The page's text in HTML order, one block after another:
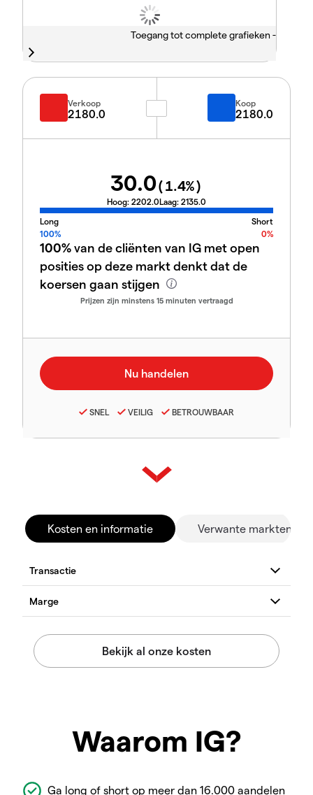
Toegang tot complete grafieken -
Verkoop
2180.0
Koop
2180.0
30.0(1.4%)
Hoog: 2202.0Laag: 2135.0
Long
Short
100%
0%
100%van de cliënten van IG met open
posities op deze markt denkt dat de
koersen gaan stijgen
Prijzen zijn minstens 15 minuten vertraagd
SNEL VEILIG BETROUWBAAR
Kosten en informatie Verwante markten
Waarom IG?
Ga long of short op meer dan 16.000 aandelen